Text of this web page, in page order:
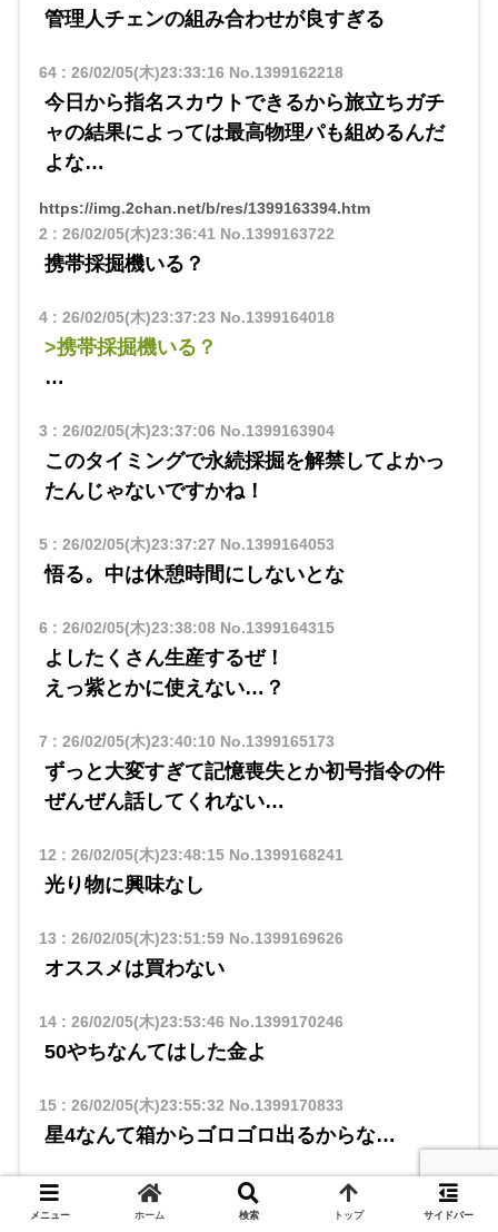
管理人チェンの組み合わせが良すぎる
64: 26/02/05(木)23:33:16 No.1399162218
今日から指名スカウトできるから旅立ちガチ
ャの結果によっては最高物理パも組めるんだ
よな…
https://img.2chan.net/b/res/1399163394.htm
2 : 26/02/05(木)23:36:41 No.1399163722
携帯採掘機いる？
4: 26/02/05(木)23:37:23 No.1399164018
>携帯採掘機いる？
…
3 : 26/02/05(木)23:37:06 No.1399163904
このタイミングで永続採掘を解禁してよかっ
たんじゃないですかね！
5: 26/02/05(木)23:37:27 No.1399164053
悟る。中は休憩時間にしないとな
6 : 26/02/05(木)23:38:08No.1399164315
よしたくさん生産するぜ！
えっ紫とかに使えない…？
7 : 26/02/05(木)23:40:10 No.1399165173
ずっと大変すぎて記憶喪失とか初号指令の件
ぜんぜん話してくれない…
12 : 26/02/05(木)23:48:15No.1399168241
光り物に興味なし
13 : 26/02/05(木)23:51:59No.1399169626
オススメは買わない
14: 26/02/05(木)23:53:46 No.1399170246
50やちなんてはした金よ
15: 26/02/05(木)23:55:32 No.1399170833
星4なんて箱からゴロゴロ出るからな…
16: 26/02/05(木)23:58:33 No.1399171892
星3武器地味に貴重なんだよな…
メニュー ホーム 検索 トップ サイドバー